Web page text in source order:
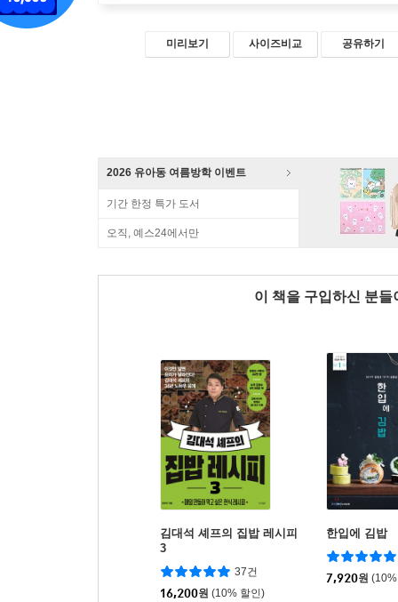
미리보기 사이즈비교 공유하기
2026 유아동 여름방학 이벤트
기간 한정 특가 도서
오직, 예스24에서만
이 책을 구입하신 분
김대석 셰프의 집밥 레시피
3
37건
16,200원 (10% 할인)
한입에 김밥
7,920원